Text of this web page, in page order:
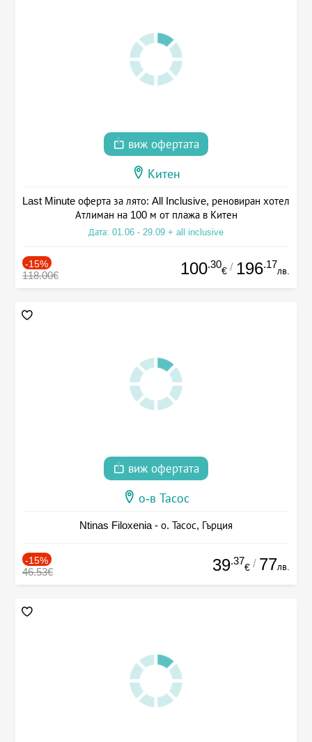
виж офертата
Китен
Last Minute оферта за лято: All Inclusive, реновиран хотел
Атлиман на 100 м от плажа в Китен
Дата: 01.06 - 29.09 + all inclusive
-15%
118.00€ 100.30
€ / 196.17
лв.
виж офертата
о-в Тасос
Ntinas Filoxenia - о. Тасос, Гърция
-15%
46.53€ 39.37
€ / 77лв.